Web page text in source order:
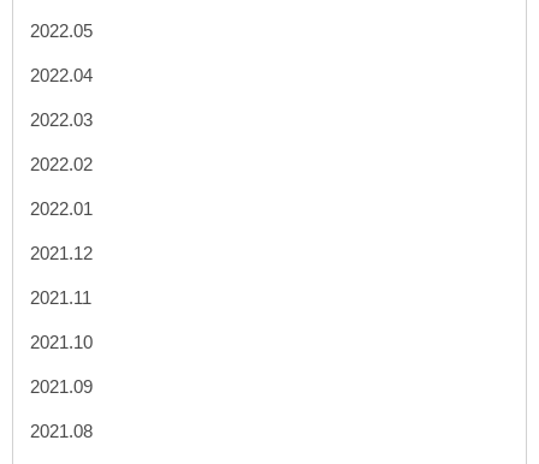
2022.05
2022.04
2022.03
2022.02
2022.01
2021.12
2021.11
2021.10
2021.09
2021.08